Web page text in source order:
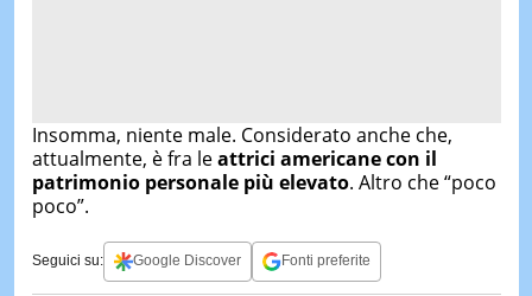
Insomma, niente male. Considerato anche che,
attualmente, è fra leattrici americane con il
patrimonio personale più elevato. Altro che “poco
poco”.
Seguici su: Google Discover Fonti preferite